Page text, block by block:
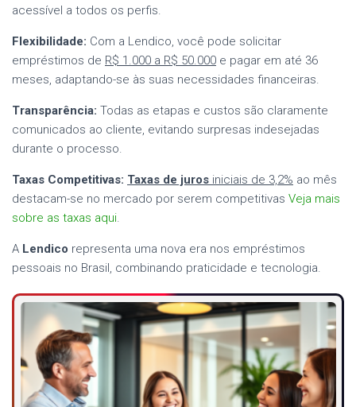
acessível a todos os perfis.
Flexibilidade: Com a Lendico, você pode solicitar
empréstimos de R$ 1.000 a R$ 50.000 e pagar em até 36
meses, adaptando-se às suas necessidades financeiras.
Transparência: Todas as etapas e custos são claramente
comunicados ao cliente, evitando surpresas indesejadas
durante o processo.
Taxas Competitivas: Taxas de juros iniciais de 3,2% ao mês
destacam-se no mercado por serem competitivas Veja mais
sobre as taxas aqui.
A Lendico representa uma nova era nos empréstimos
pessoais no Brasil, combinando praticidade e tecnologia.